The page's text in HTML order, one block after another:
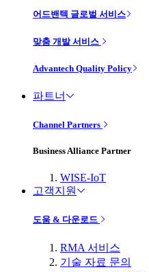
어드밴텍 글로벌 서비스
맞춤 개발 서비스
Advantech Quality Policy
파트너
Channel Partners
Business Alliance Partner
WISE-IoT
고객지원
도움 & 다운로드
RMA 서비스
기술 자료 문의